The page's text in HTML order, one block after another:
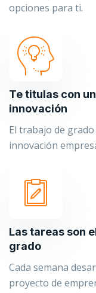
opciones para ti.
Te titulas con
innovación
El trabajo de
innovación
Las tareas son
grado
Cada semana
proyecto de